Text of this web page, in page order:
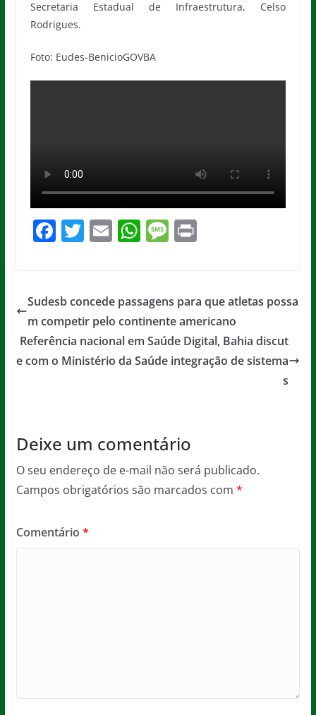
Secretaria Estadual de Infraestrutura, Celso
Rodrigues.
Foto: Eudes-BenicioGOVBA
F
e
b
o
o
T
er
E
l
W
s
A
p
p
M
a
g
e
Pr
Sudesb concede passagens para que atletas possa
m competir pelo continente americano
Referência nacional em Saúde Digital, Bahia discut
e com o Ministério da Saúde integração de sistema
s
Deixe um comentário
O seu endereço de e-mail não será publicado.
Campos obrigatórios são marcados com *
Comentário *